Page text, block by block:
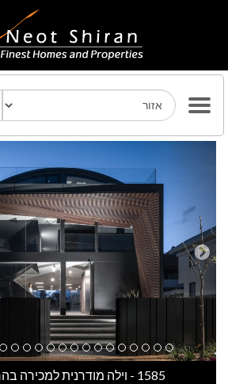
Next
1585 - וילה מודרנית למכירה בהרצליה פיתוח